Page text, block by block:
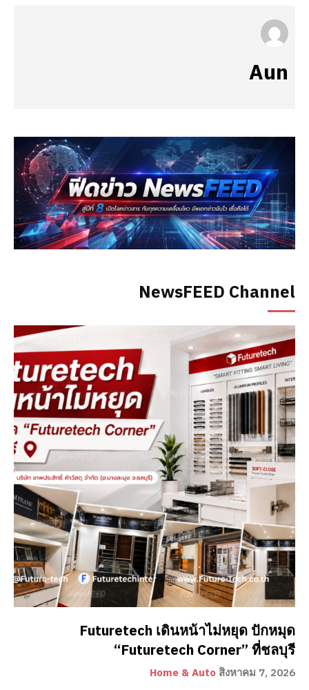
NewsFEED Channel
Futuretech เดินหน้าไม่หยุด ปักหมุด
“Futuretech Corner” ที่ชลบุรี
Home & Auto สิงหาคม 7, 2026
Aun